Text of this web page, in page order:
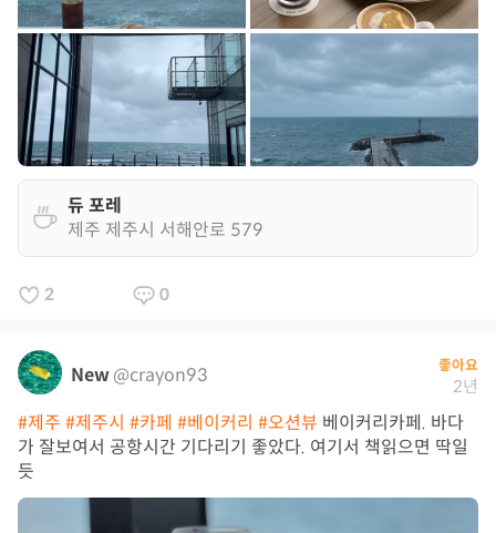
듀 포레
제주 제주시 서해안로 579
2 0
New@crayon93 좋아요
2년
#제주 #제주시 #카페 #베이커리 #오션뷰 베이커리카페. 바다
가 잘보여서 공항시간 기다리기 좋았다. 여기서 책읽으면 딱일
듯